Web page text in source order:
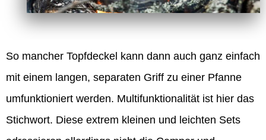
So mancher Topfdeckel kann dann auch ganz einfach
mit einem langen, separaten Griff zu einer Pfanne
umfunktioniert werden. Multifunktionalität ist hier das
Stichwort. Diese extrem kleinen und leichten Sets